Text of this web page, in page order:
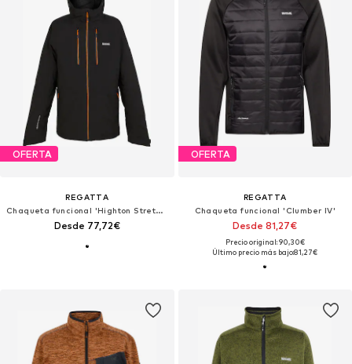
OFERTA
REGATTA
Chaqueta funcional 'Highton Stretch III'
Desde 77,72€
OFERTA
REGATTA
Chaqueta funcional 'Clumber IV'
Desde 81,27€
Precio original: 90,30€
Último precio más bajo:81,27€